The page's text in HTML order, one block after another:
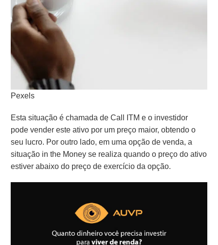
Pexels
Esta situação é chamada de Call ITM e o investidor
pode vender este ativo por um preço maior, obtendo o
seu lucro. Por outro lado, em uma opção de venda, a
situação in the Money se realiza quando o preço do ativo
estiver abaixo do preço de exercício da opção.